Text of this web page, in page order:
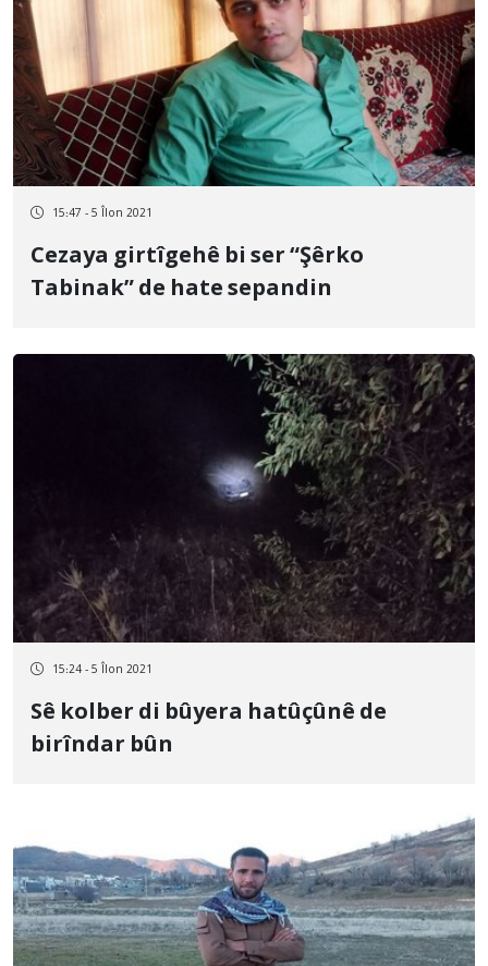
15:47 - 5 Îlon 2021
Cezaya girtîgehê bi ser “Şêrko
Tabinak” de hate sepandin
15:24 - 5 Îlon 2021
Sê kolber di bûyera hatûçûnê de
birîndar bûn